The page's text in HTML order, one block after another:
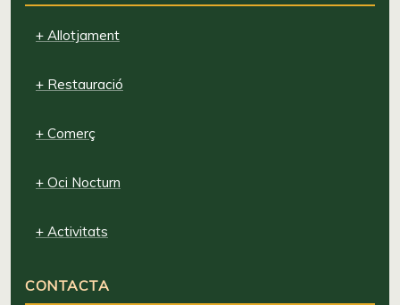
+ Allotjament
+ Restauració
+ Comerç
+ Oci Nocturn
+ Activitats
CONTACTA